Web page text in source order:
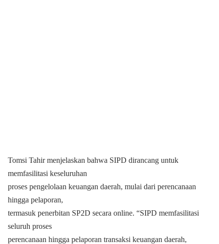
Tomsi Tahir menjelaskan bahwa SIPD dirancang untuk
memfasilitasi keseluruhan
proses pengelolaan keuangan daerah, mulai dari perencanaan
hingga pelaporan,
termasuk penerbitan SP2D secara online. “SIPD memfasilitasi
seluruh proses
perencanaan hingga pelaporan transaksi keuangan daerah,